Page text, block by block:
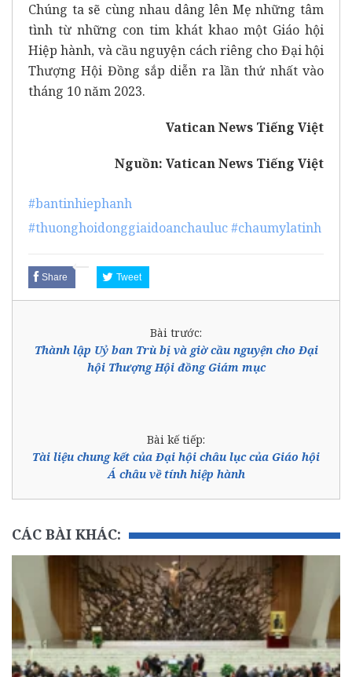
Chúng ta sẽ cùng nhau dâng lên Mẹ những tâm
tình từ những con tim khát khao một Giáo hội
Hiệp hành, và cầu nguyện cách riêng cho Đại hội
Thượng Hội Đồng sắp diễn ra lần thứ nhất vào
tháng 10 năm 2023.
Vatican News Tiếng Việt
Nguồn: Vatican News Tiếng Việt
#bantinhiephanh
#thuonghoidonggiaidoanchauluc#chaumylatinh
Share Tweet
Bài trước:
Thành lập Uỷ ban Trù bị và giờ cầu nguyện cho Đại
hội Thượng Hội đồng Giám mục
Bài kế tiếp:
Tài liệu chung kết của Đại hội châu lục của Giáo hội
Á châu về tính hiệp hành
CÁC BÀI KHÁC: